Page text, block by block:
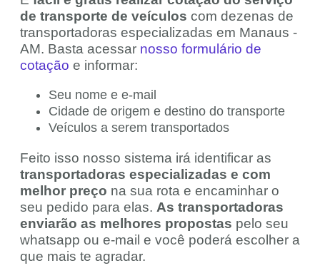
de transporte de veículos com dezenas de
transportadoras especializadas em Manaus -
AM. Basta acessar nosso formulário de
cotação e informar:
Seu nome e e-mail
Cidade de origem e destino do transporte
Veículos a serem transportados
Feito isso nosso sistema irá identificar as
transportadoras especializadas e com
melhor preço na sua rota e encaminhar o
seu pedido para elas. As transportadoras
enviarão as melhores propostas pelo seu
whatsapp ou e-mail e você poderá escolher a
que mais te agradar.